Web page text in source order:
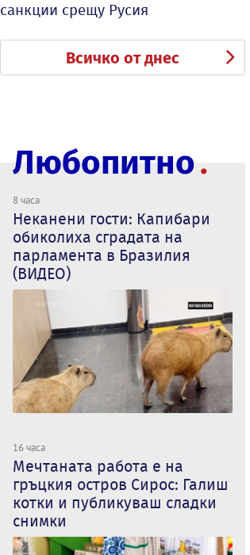
санкции срещу Русия
Всичко от днес
Любопитно
8 часа
Неканени гости: Капибари
обиколиха сградата на
парламента в Бразилия
(ВИДЕО)
16 часа
Мечтаната работа е на
гръцкия остров Сирос: Галиш
котки и публикуваш сладки
снимки